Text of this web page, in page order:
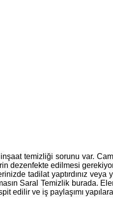
temizliği sorunu var.
dezenfekte edilmesi
tadilat yaptırdınız veya
Saral Temizlik burada.
edilir ve iş paylaşımı